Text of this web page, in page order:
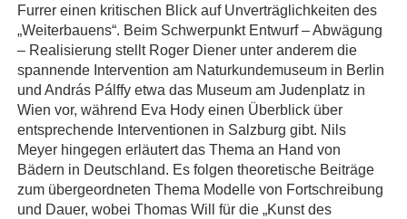
Furrer einen kritischen Blick auf Unverträglichkeiten des
„Weiterbauens“. Beim Schwerpunkt Entwurf – Abwägung
– Realisierung stellt Roger Diener unter anderem die
spannende Intervention am Naturkundemuseum in Berlin
und András Pálffy etwa das Museum am Judenplatz in
Wien vor, während Eva Hody einen Überblick über
entsprechende Interventionen in Salzburg gibt. Nils
Meyer hingegen erläutert das Thema an Hand von
Bädern in Deutschland. Es folgen theoretische Beiträge
zum übergeordneten Thema Modelle von Fortschreibung
und Dauer, wobei Thomas Will für die „Kunst des